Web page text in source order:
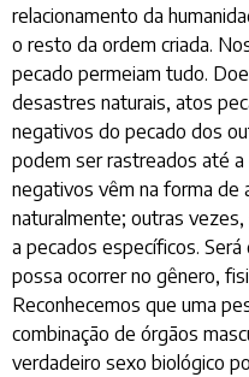
relacionamento da
o resto da ordem criada.
pecado permeiam tudo.
desastres naturais, atos
negativos do pecado dos
podem ser rastreados até
negativos vêm na forma de
naturalmente; outras
a pecados específicos.
possa ocorrer no gênero,
Reconhecemos que uma
combinação de órgãos
verdadeiro sexo biológico